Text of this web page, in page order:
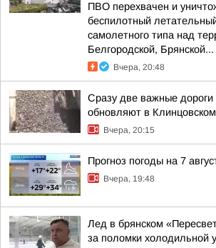
ПВО перехвачен и
беспилотный
самолетного типа над
Белгородской, Брянской...
Вчера, 20:48
Сразу две важные дороги
обновляют в
Вчера, 20:15
Прогноз погоды на 7
Вчера, 19:48
Лед в брянском
за поломки холодильной